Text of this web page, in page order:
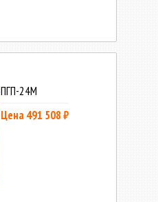
ПГП-24М
Цена 491 508 ₽